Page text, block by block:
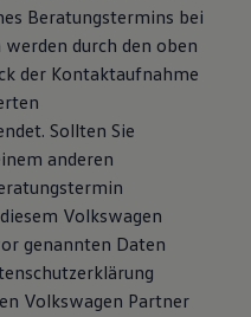
Beratungstermins bei
durch den oben
der Kontaktaufnahme
Sollten Sie
anderen
Volkswagen
genannten Daten
Volkswagen Partner